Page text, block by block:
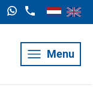
Menu